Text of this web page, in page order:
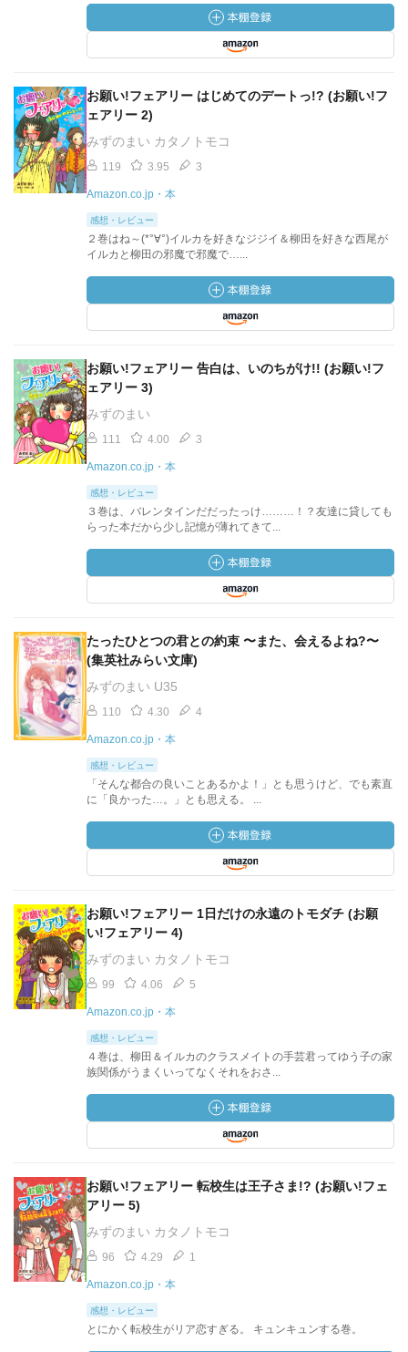
お願い!フェアリー はじめてのデートっ!? (お願い!フ
ェアリー 2)
みずのまい カタノトモコ
119 3.95 3
Amazon.co.jp・本
感想・レビュー
２巻はね～(*°∀°)イルカを好きなジジイ＆柳田を好きな西尾が
イルカと柳田の邪魔で邪魔で…...
お願い!フェアリー 告白は、いのちがけ!! (お願い!フ
ェアリー 3)
みずのまい
111 4.00 3
Amazon.co.jp・本
感想・レビュー
３巻は、バレンタインだだったっけ………！？友達に貸しても
らった本だから少し記憶が薄れてきて...
たったひとつの君との約束 〜また、会えるよね?〜
(集英社みらい文庫)
みずのまい U35
110 4.30 4
Amazon.co.jp・本
感想・レビュー
「そんな都合の良いことあるかよ！」とも思うけど、でも素直
に「良かった…。」とも思える。 ...
お願い!フェアリー 1日だけの永遠のトモダチ (お願
い!フェアリー 4)
みずのまい カタノトモコ
99 4.06 5
Amazon.co.jp・本
感想・レビュー
４巻は、柳田＆イルカのクラスメイトの手芸君ってゆう子の家
族関係がうまくいってなくそれをおさ...
お願い!フェアリー 転校生は王子さま!? (お願い!フェ
アリー 5)
みずのまい カタノトモコ
96 4.29 1
Amazon.co.jp・本
感想・レビュー
とにかく転校生がリア恋すぎる。 キュンキュンする巻。